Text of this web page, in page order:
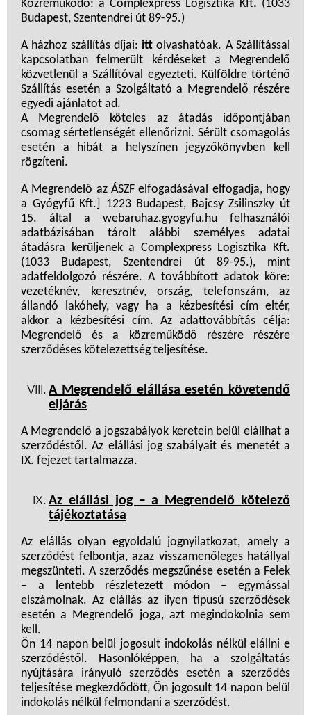
Közreműködő: a Complexpress Logisztika Kft. (1033
Budapest, Szentendrei út 89-95.)
A házhoz szállítás díjai: itt olvashatóak. A Szállítással
kapcsolatban felmerült kérdéseket a Megrendelő
közvetlenül a Szállítóval egyezteti. Külföldre történő
Szállítás esetén a Szolgáltató a Megrendelő részére
egyedi ajánlatot ad.
A Megrendelő köteles az átadás időpontjában
csomag sértetlenségét ellenőrizni. Sérült csomagolás
esetén a hibát a helyszínen jegyzőkönyvben kell
rögzíteni.
A Megrendelő az ÁSZF elfogadásával elfogadja, hogy
a Gyógyfű Kft.] 1223 Budapest, Bajcsy Zsilinszky út
15. által a webaruhaz.gyogyfu.hu felhasználói
adatbázisában tárolt alábbi személyes adatai
átadásra kerüljenek a Complexpress Logisztika Kft.
(1033 Budapest, Szentendrei út 89-95.), mint
adatfeldolgozó részére. A továbbított adatok köre:
vezetéknév, keresztnév, ország, telefonszám, az
állandó lakóhely, vagy ha a kézbesítési cím eltér,
akkor a kézbesítési cím. Az adattovábbítás célja:
Megrendelő és a közreműködő részére részére
szerződéses kötelezettség teljesítése.
A Megrendelő elállása esetén követendő
eljárás
A Megrendelő a jogszabályok keretein belül elállhat a
szerződéstől. Az elállási jog szabályait és menetét a
IX. fejezet tartalmazza.
Az elállási jog – a Megrendelő kötelező
tájékoztatása
Az elállás olyan egyoldalú jognyilatkozat, amely a
szerződést felbontja, azaz visszamenőleges hatállyal
megszünteti. A szerződés megszűnése esetén a Felek
– a lentebb részletezett módon – egymással
elszámolnak. Az elállás az ilyen típusú szerződések
esetén a Megrendelő joga, azt megindokolnia sem
kell.
Ön 14 napon belül jogosult indokolás nélkül elállni e
szerződéstől. Hasonlóképpen, ha a szolgáltatás
nyújtására irányuló szerződés esetén a szerződés
teljesítése megkezdődött, Ön jogosult 14 napon belül
indokolás nélkül felmondani a szerződést.